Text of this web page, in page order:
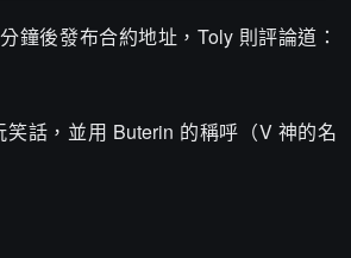
鐘後發布合約地址，Toly 則評論道：
話，並用 Buterin 的稱呼（V 神的名